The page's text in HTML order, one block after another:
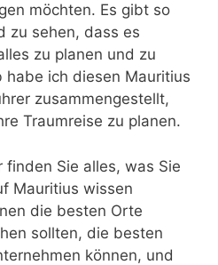
möchten. Es gibt so
zu sehen, dass es
zu planen und zu
habe ich diesen Mauritius
zusammengestellt,
Traumreise zu planen.
finden Sie alles, was Sie
Mauritius wissen
die besten Orte
sollten, die besten
können, und